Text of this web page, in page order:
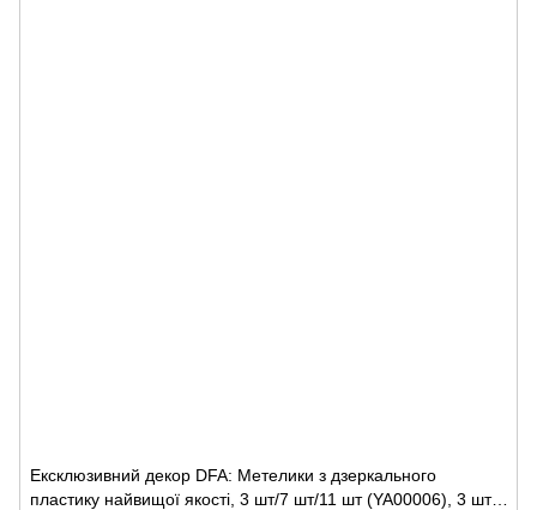
Ексклюзивний декор DFA: Метелики з дзеркального
пластику найвищої якості, 3 шт/7 шт/11 шт (YA00006), 3 шт,